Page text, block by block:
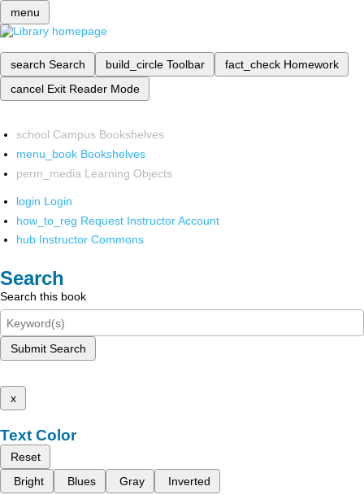
menu
search Search build_circle Toolbar fact_check Homework
cancel Exit Reader Mode
school Campus Bookshelves
menu_book Bookshelves
perm_media Learning Objects
login Login
how_to_reg Request Instructor Account
hub Instructor Commons
Search
Search this book
Submit Search
x
Text Color
Reset
Bright
Blues Gray Inverted